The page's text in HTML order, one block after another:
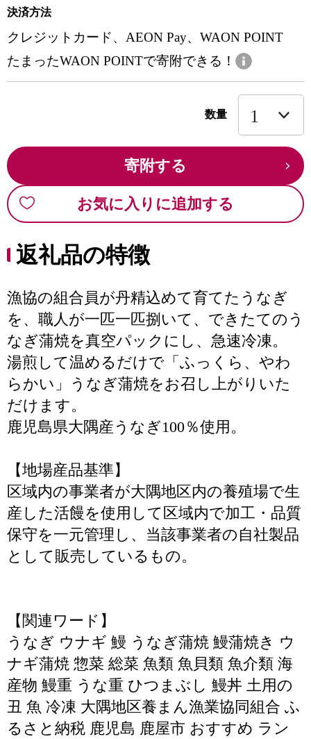
決済方法
クレジットカード、AEON Pay、WAON POINT
たまったWAON POINTで寄附できる！
数量
寄附する
お気に入りに追加する
返礼品の特徴
漁協の組合員が丹精込めて育てたうなぎ
を、職人が一匹一匹捌いて、できたてのう
なぎ蒲焼を真空パックにし、急速冷凍。
湯煎して温めるだけで「ふっくら、やわ
らかい」うなぎ蒲焼をお召し上がりいた
だけます。
鹿児島県大隅産うなぎ100％使用。
【地場産品基準】
区域内の事業者が大隅地区内の養殖場で生
産した活饅を使用して区域内で加工・品質
保守を一元管理し、当該事業者の自社製品
として販売しているもの。
【関連ワード】
うなぎ ウナギ 鰻 うなぎ蒲焼 鰻蒲焼き ウ
ナギ蒲焼 惣菜 総菜 魚類 魚貝類 魚介類 海
産物 鰻重 うな重 ひつまぶし 鰻丼 土用の
丑 魚 冷凍 大隅地区養まん漁業協同組合 ふ
るさと納税 鹿児島 鹿屋市 おすすめ ラン